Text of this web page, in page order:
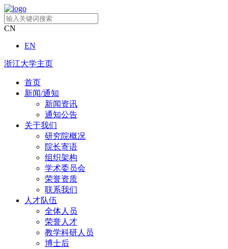
CN
EN
浙江大学主页
首页
新闻/通知
新闻资讯
通知公告
关于我们
研究院概况
院长寄语
组织架构
学术委员会
荣誉资质
联系我们
人才队伍
全体人员
荣誉人才
教学科研人员
博士后